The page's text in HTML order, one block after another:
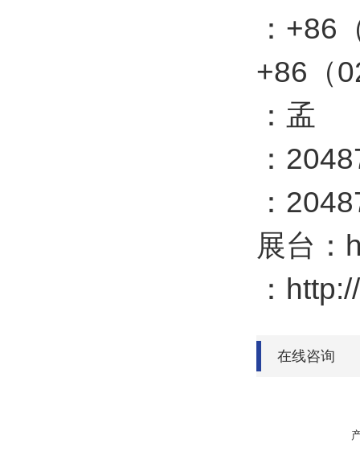
：
+86（
：孟
：
：
展台：
：
在线咨询